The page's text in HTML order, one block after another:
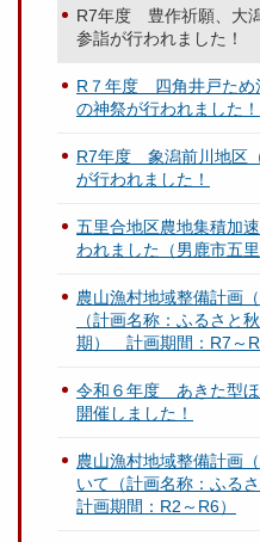
R7年度 豊作祈願、大
参詣が行われました！
R７年度 四角井戸ため
の神祭が行われました！
R7年度 象潟前川地区
が行われました！
五里合地区農地集積加
われました（男鹿市五里
農山漁村地域整備計画
（計画名称：ふるさと
期） 計画期間：R7～
令和６年度 あきた型ほ
開催しました！
農山漁村地域整備計画
いて（計画名称：ふる
計画期間：R2～R6）